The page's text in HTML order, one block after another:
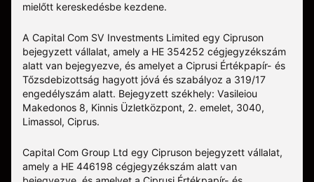
mielőtt kereskedésbe kezdene.
A Capital Com SV Investments Limited egy Cipruson
bejegyzett vállalat, amely a HE 354252 cégjegyzékszám
alatt van bejegyezve, és amelyet a Ciprusi Értékpapír- és
Tőzsdebizottság hagyott jóvá és szabályoz a 319/17
engedélyszám alatt. Bejegyzett székhely: Vasileiou
Makedonos 8, Kinnis Üzletközpont, 2. emelet, 3040,
Limassol, Ciprus.
Capital Com Group Ltd egy Cipruson bejegyzett vállalat,
amely a ΗΕ 446198 cégjegyzékszám alatt van